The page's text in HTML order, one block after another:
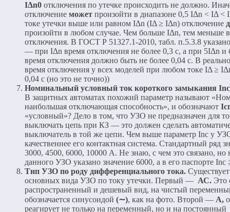
IΔn0 отключения по утечке происходить не должно.
отключение может произойти в диапазоне 0,5 IΔn < IΔ <
токе утечки выше или равном IΔn (IΔ ≥ IΔn) отключение
произойти в любом случае. Чем больше IΔn, тем меньше
отключения. В ГОСТ Р 51327.1-2010, табл. п.5.3.8
— при IΔn время отключения не более 0,3 с, а при 5IΔn и
время отключения должно быть не более 0,04 с. В
время отключения у всех моделей при любом токе IΔ ≥
0,04 с (но это не точно))
Номинальный условный ток короткого замыкания
В защитных автоматах похожий параметр называют
наибольшая отключающая способность», и обозначают
«условный»? Дело в том, что УЗО не предназначен для
выключать цепь при КЗ — это должен сделать
выключатель в той же цепи. Чем выше параметр Inc у
качественнее его контактная система. Стандартный ряд
3000, 4500, 6000, 10000 А. Не знаю, с чем это связано, но
данного УЗО указано значение 6000, а в его паспорте
Тип УЗО по роду дифференциального тока.
основных вида УЗО по току утечки. Первый — АС. Это
распространенный и дешевый вид, на чистый
обозначается синусоидой (∼), как на фото. Второй — А,
реагирует не только на переменный, но и на постоянный